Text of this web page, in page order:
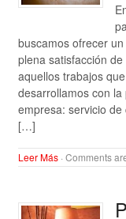
buscamos ofrecer
plena satisfacción
aquellos trabajos
desarrollamos con
empresa: servicio
[…]
Leer Más· Comments